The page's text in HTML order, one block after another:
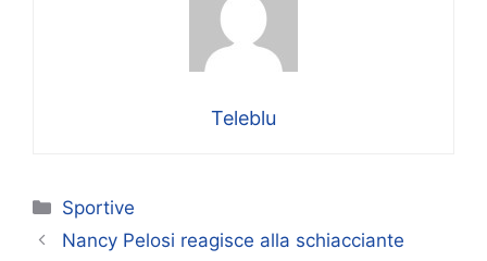
Teleblu
Categorie
Sportive
Nancy Pelosi reagisce alla schiacciante